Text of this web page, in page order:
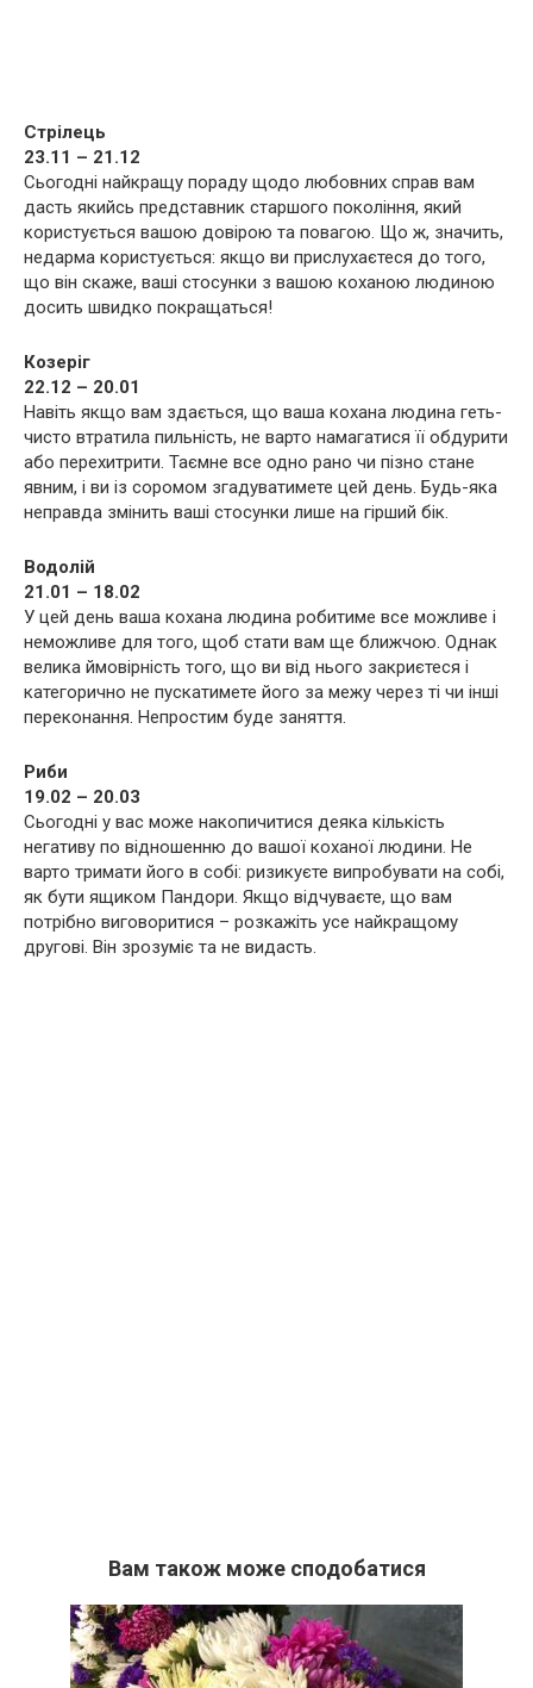
Стрілець
23.11 – 21.12
Сьогодні найкращу пораду щодо любовних справ вам
дасть якийсь представник старшого покоління, який
користується вашою довірою та повагою. Що ж, значить,
недарма користується: якщо ви прислухаєтеся до того,
що він скаже, ваші стосунки з вашою коханою людиною
досить швидко покращаться!
Козеріг
22.12 – 20.01
Навіть якщо вам здається, що ваша кохана людина геть-
чисто втратила пильність, не варто намагатися її обдурити
або перехитрити. Таємне все одно рано чи пізно стане
явним, і ви із соромом згадуватимете цей день. Будь-яка
неправда змінить ваші стосунки лише на гірший бік.
Водолій
21.01 – 18.02
У цей день ваша кохана людина робитиме все можливе і
неможливе для того, щоб стати вам ще ближчою. Однак
велика ймовірність того, що ви від нього закриєтеся і
категорично не пускатимете його за межу через ті чи інші
переконання. Непростим буде заняття.
Риби
19.02 – 20.03
Сьогодні у вас може накопичитися деяка кількість
негативу по відношенню до вашої коханої людини. Не
варто тримати його в собі: ризикуєте випробувати на собі,
як бути ящиком Пандори. Якщо відчуваєте, що вам
потрібно виговоритися – розкажіть усе найкращому
другові. Він зрозуміє та не видасть.
Вам також може сподобатися